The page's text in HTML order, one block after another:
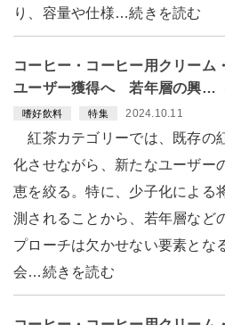
り、容量や仕様…続きを読む
コーヒー・コーヒー用クリーム
ユーザー獲得へ 若年層の興…
嗜好飲料 特集 2024.10.11
紅茶カテゴリーでは、既存の
化させながら、新たなユーザー
恵を絞る。特に、少子化による
測されることから、若年層など
プローチは欠かせない要素とな
会…続きを読む